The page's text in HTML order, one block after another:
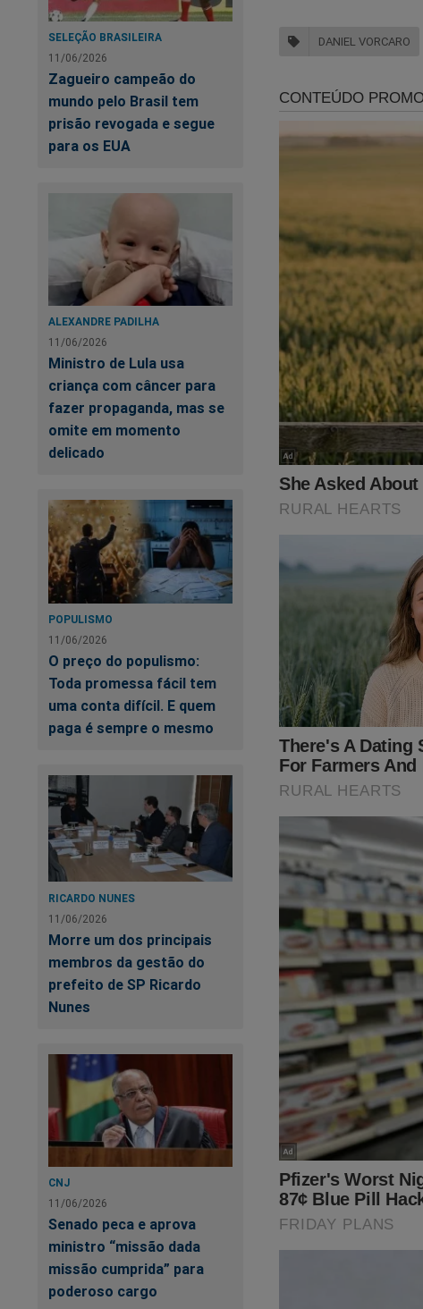
SELEÇÃO BRASILEIRA
11/06/2026
Zagueiro campeão do
mundo pelo Brasil tem
prisão revogada e segue
para os EUA
ALEXANDRE PADILHA
11/06/2026
Ministro de Lula usa
criança com câncer para
fazer propaganda, mas se
omite em momento
delicado
POPULISMO
11/06/2026
O preço do populismo:
Toda promessa fácil tem
uma conta difícil. E quem
paga é sempre o mesmo
RICARDO NUNES
11/06/2026
Morre um dos principais
membros da gestão do
prefeito de SP Ricardo
Nunes
CNJ
11/06/2026
Senado peca e aprova
ministro “missão dada
missão cumprida” para
poderoso cargo
Estamos
assistir o primeiro
Revista A Verdade,
no link: https://
SEU APOIO É MUITO
DANIEL VORCARO